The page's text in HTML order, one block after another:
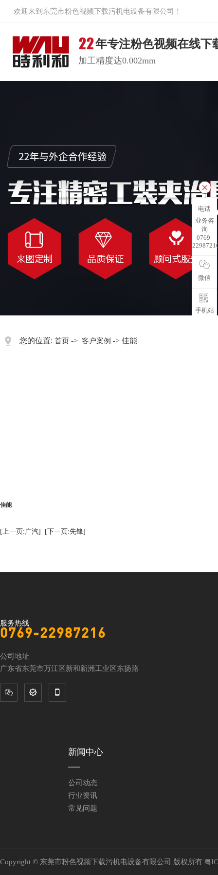
欢迎来到东莞市粉色视频下载污机电设备有限公司！
年专注粉色视频在线下
加工精度达0.002mm
您的位置: 首页 -> 客户案例 -> 佳能
佳能
[上一页:广汽] [下一页:先锋]
服务热线
0769-22987216
公司地址
广东省东莞市万江区新和新洲工业区东扬路
  
新闻中心
公司动态
行业资讯
常见问题
Copyright © 东莞市粉色视频下载污机电设备有限公司 版权所有 粤
电话
业务咨
询
0769-
微信
手机站